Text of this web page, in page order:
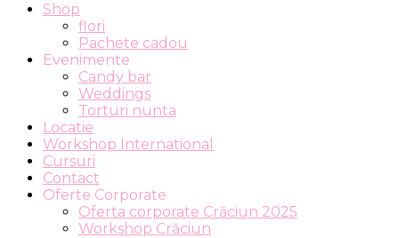
Shop
flori
Pachete cadou
Evenimente
Candy bar
Weddings
Torturi nunta
Locatie
Workshop International
Cursuri
Contact
Oferte Corporate
Oferta corporate Crăciun 2025
Workshop Crăciun